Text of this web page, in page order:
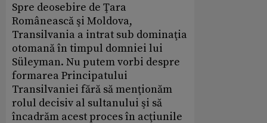
Spre deosebire de Ţara
Românească şi Moldova,
Transilvania a intrat sub dominaţia
otomană în timpul domniei lui
Süleyman. Nu putem vorbi despre
formarea Principatului
Transilvaniei fără să menţionăm
rolul decisiv al sultanului şi să
încadrăm acest proces în acţiunile